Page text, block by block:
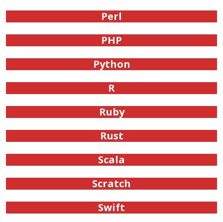
Perl
PHP
Python
R
Ruby
Rust
Scala
Scratch
Swift